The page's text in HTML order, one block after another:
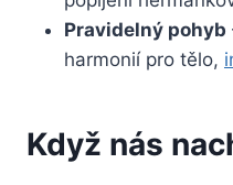
Pravidelný pohyb
harmonií pro tělo,
Když nás